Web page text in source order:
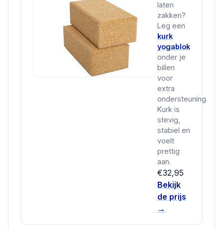
laten
zakken?
Leg een
kurk
yogablok
onder je
billen
voor
extra
ondersteuning.
Kurk is
stevig,
stabiel en
voelt
prettig
aan.
€32,95
Bekijk
de prijs
→